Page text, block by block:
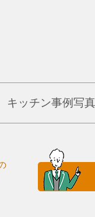
キッチン事例写